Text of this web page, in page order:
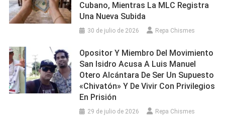
Cubano, Mientras La MLC Registra
Una Nueva Subida
30 de julio de 2026 Repa Chismes
Opositor Y Miembro Del Movimiento
San Isidro Acusa A Luis Manuel
Otero Alcántara De Ser Un Supuesto
«chivatón» Y De Vivir Con Privilegios
En Prisión
29 de julio de 2026 Repa Chismes